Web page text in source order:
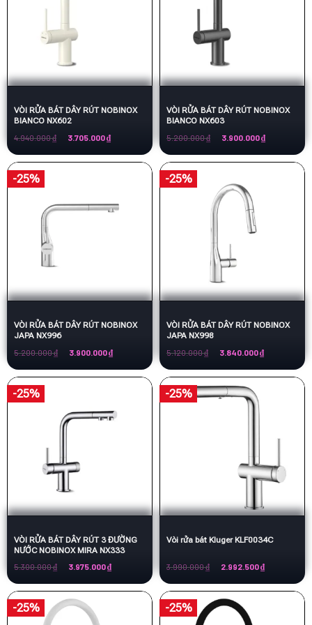
VÒI RỬA BÁT DÂY RÚT NOBINOX
BIANCO NX602
4.940.000₫
Giá
là:
4.940.000 ₫.
3.705.000₫Giá
hiện
tại
là:
3.705.000 ₫.
VÒI RỬA BÁT DÂY RÚT NOBINOX
BIANCO NX603
5.200.000₫
Giá
là:
5.200.000 ₫.
3.900.000₫Giá
hiện
tại
là:
3.900.000 ₫.
-25%
VÒI RỬA BÁT DÂY RÚT NOBINOX
JAPA NX996
5.200.000₫
Giá
là:
5.200.000 ₫.
3.900.000₫Giá
hiện
tại
là:
3.900.000 ₫.
-25%
VÒI RỬA BÁT DÂY RÚT NOBINOX
JAPA NX998
5.120.000₫
Giá
là:
5.120.000 ₫.
3.840.000₫Giá
hiện
tại
là:
3.840.000 ₫.
-25%
VÒI RỬA BÁT DÂY RÚT 3 ĐƯỜNG
NƯỚC NOBINOX MIRA NX333
5.300.000₫
Giá
là:
5.300.000 ₫.
3.975.000₫Giá
hiện
tại
là:
3.975.000 ₫.
-25%
Vòi rửa bát Kluger KLF0034C
3.990.000₫
Giá
là:
3.990.000 ₫.
2.992.500₫Giá
hiện
tại
là:
2.992.500 ₫.
-25% -25%